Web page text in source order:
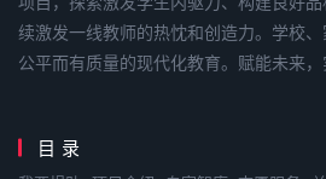
续激发一线教师的热忱和创造力。学校
公平而有质量的现代化教育。赋能未来
目录